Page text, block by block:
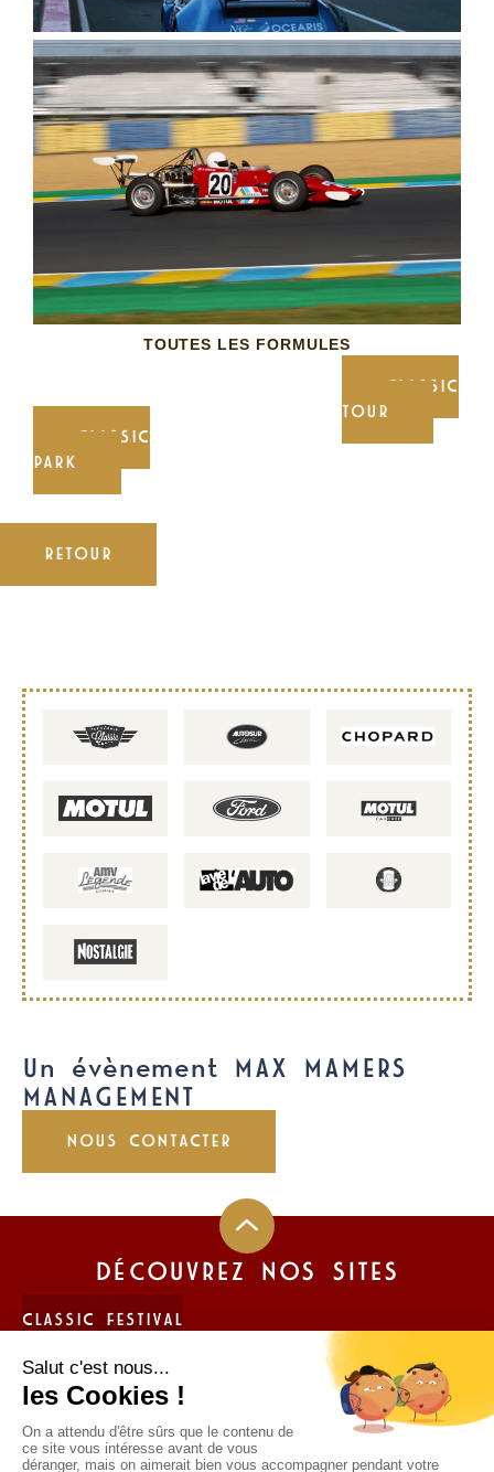
TOUTES LES FORMULES
CLASSIC
TOUR
CLASSIC
PARK
RETOUR
Un évènement MAX MAMERS
MANAGEMENT
NOUS CONTACTER
DÉCOUVREZ NOS SITES
CLASSIC FESTIVAL
FUN CUP
TROPHÉE ANDROS